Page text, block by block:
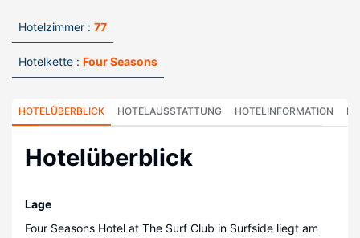
Hotelzimmer : 77
Hotelkette : Four Seasons
HOTELÜBERBLICK HOTELAUSSTATTUNG HOTELINFORMATION
Hotelüberblick
Lage
Four Seasons Hotel at The Surf Club in Surfside liegt am